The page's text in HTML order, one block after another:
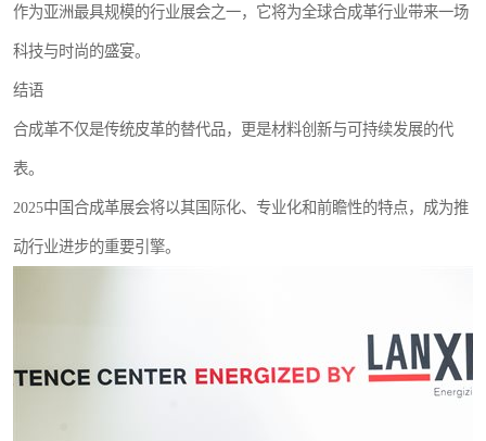
作为亚洲最具规模的行业展会之一，它将为全球合成革行业带来一场
科技与时尚的盛宴。
结语
合成革不仅是传统皮革的替代品，更是材料创新与可持续发展的代
表。
2025中国合成革展会将以其国际化、专业化和前瞻性的特点，成为推
动行业进步的重要引擎。